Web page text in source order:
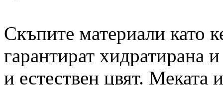
Скъпите материали като
гарантират хидратирана
и естествен цвят. Меката